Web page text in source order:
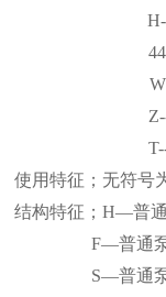
使用特征；无符号
结构特征；H—普
F—普通
S—普通